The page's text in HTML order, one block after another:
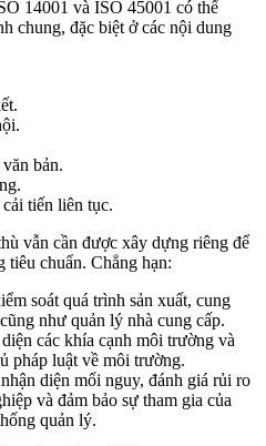
14001 và ISO 45001 có thể
chung, đặc biệt ở các nội dung
bản.
tiến liên tục.
vẫn cần được xây dựng riêng để
tiêu chuẩn. Chẳng hạn:
soát quá trình sản xuất, cung
như quản lý nhà cung cấp.
các khía cạnh môi trường và
pháp luật về môi trường.
diện mối nguy, đánh giá rủi ro
và đảm bảo sự tham gia của
quản lý.